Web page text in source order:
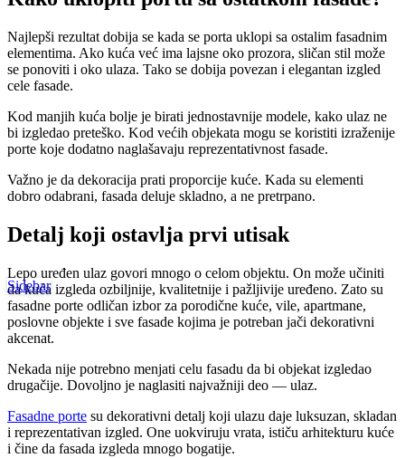
Najlepši rezultat dobija se kada se porta uklopi sa ostalim fasadnim
elementima. Ako kuća već ima lajsne oko prozora, sličan stil može
se ponoviti i oko ulaza. Tako se dobija povezan i elegantan izgled
cele fasade.
Kod manjih kuća bolje je birati jednostavnije modele, kako ulaz ne
bi izgledao preteško. Kod većih objekata mogu se koristiti izraženije
porte koje dodatno naglašavaju reprezentativnost fasade.
Važno je da dekoracija prati proporcije kuće. Kada su elementi
dobro odabrani, fasada deluje skladno, a ne pretrpano.
Detalj koji ostavlja prvi utisak
Lepo uređen ulaz govori mnogo o celom objektu. On može učiniti
da kuća izgleda ozbiljnije, kvalitetnije i pažljivije uređeno. Zato su
fasadne porte odličan izbor za porodične kuće, vile, apartmane,
poslovne objekte i sve fasade kojima je potreban jači dekorativni
akcenat.
Nekada nije potrebno menjati celu fasadu da bi objekat izgledao
drugačije. Dovoljno je naglasiti najvažniji deo — ulaz.
Fasadne porte su dekorativni detalj koji ulazu daje luksuzan, skladan
i reprezentativan izgled. One uokviruju vrata, ističu arhitekturu kuće
i čine da fasada izgleda mnogo bogatije.
Sidebar